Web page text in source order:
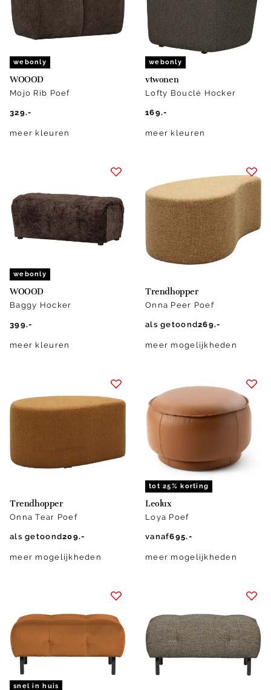
webonly
WOOOD
Mojo Rib Poef
329.-
meer kleuren
webonly
vtwonen
Lofty Bouclé Hocker
169.-
meer kleuren
webonly
WOOOD
Baggy Hocker
399.-
meer kleuren
Trendhopper
Onna Peer Poef
als getoond269.-
meer mogelijkheden
Trendhopper
Onna Tear Poef
als getoond209.-
meer mogelijkheden
tot 25% korting
Leolux
Loya Poef
vanaf695.-
meer mogelijkheden
snel in huis